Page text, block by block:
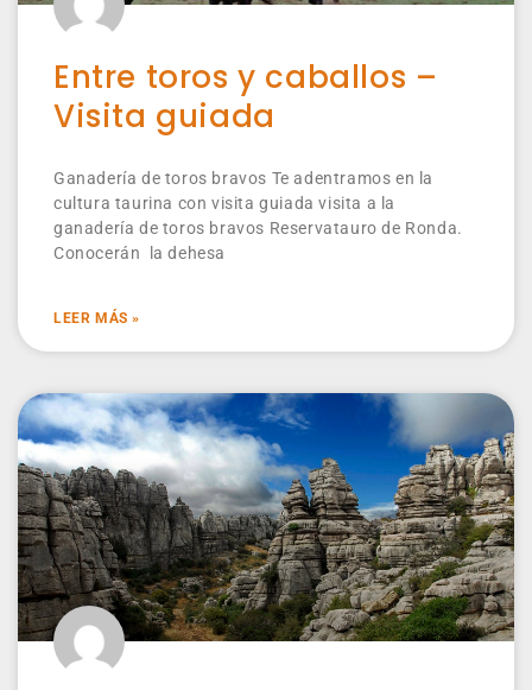
Entre toros y caballos –
Visita guiada
Ganadería de toros bravos Te adentramos en la
cultura taurina con visita guiada visita a la
ganadería de toros bravos Reservatauro de Ronda.
Conocerán la dehesa
LEER MÁS »